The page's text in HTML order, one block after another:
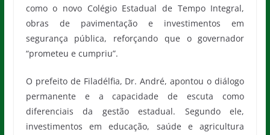
como o novo Colégio Estadual de Tempo Integral,
obras de pavimentação e investimentos em
segurança pública, reforçando que o governador
“prometeu e cumpriu”.
O prefeito de Filadélfia, Dr. André, apontou o diálogo
permanente e a capacidade de escuta como
diferenciais da gestão estadual. Segundo ele,
investimentos em educação, saúde e agricultura